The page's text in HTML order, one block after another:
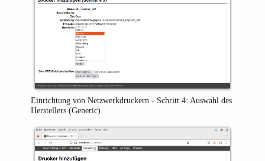
Einrichtung von Netzwerkdruckern - Schritt 4: Auswahl des
Herstellers (Generic)